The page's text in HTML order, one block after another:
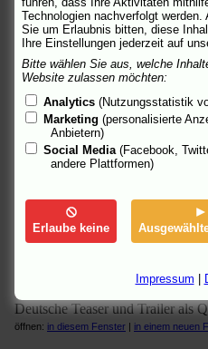
"Niemand interessiert sich für
Lorenzen.
öffnen:in diesem Fenster|in einem neuen
Screenshot
"Schurken rocken." Von Simon
öffnen:in diesem Fenster in einem neuen
SF Videoportal
"Box Office"-Videobeitrag im
SkipWebWorld (I)
"Fies is beautiful." Interview mit
Magdalena Miedl.
SkipWebWorld (II)
Deutsche Teaser und Trailer als
öffnen: in diesem Fenster | in einem neuen
Technologien nachverfolgt
Sie um Erlaubnis bitten, diese
Ihre Einstellungen jederzeit auf
Bitte wählen Sie aus, welche
Website zulassen möchten:
Analytics (Nutzungsstatistik
Marketing (personalisierte
Anbietern)
Social Media (Facebook,
andere Plattformen)
Erlaube keine
Impressum